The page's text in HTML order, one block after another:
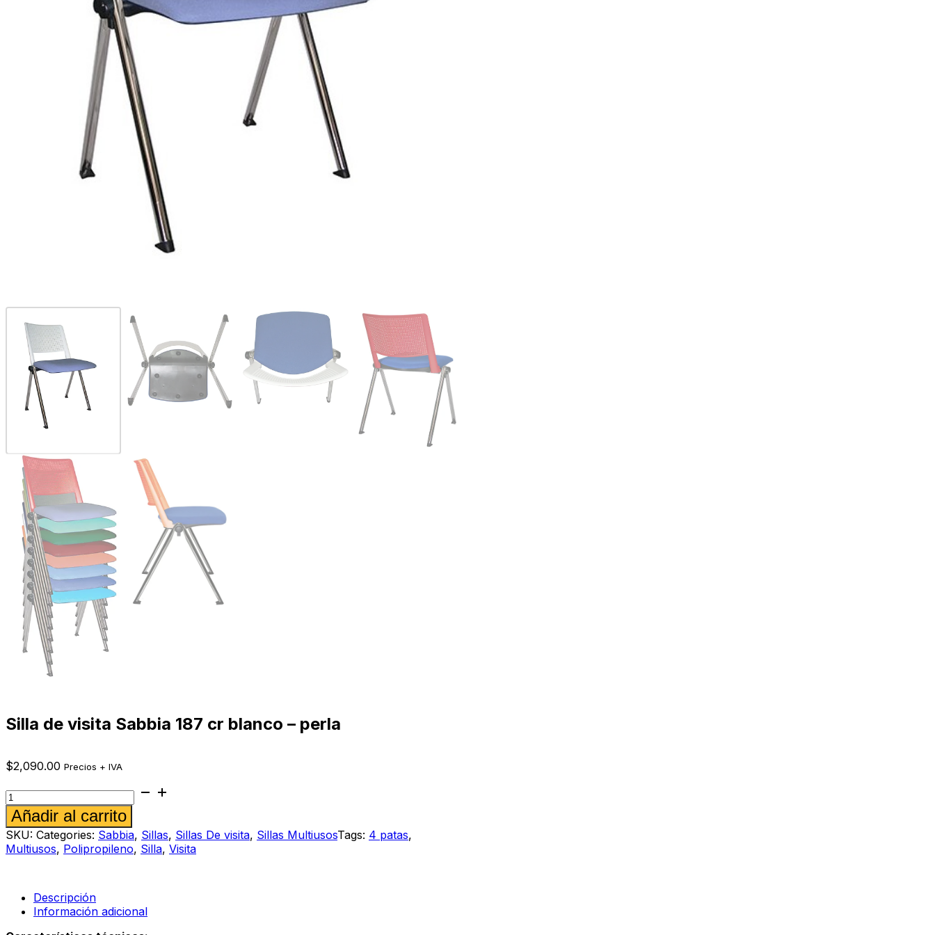
Silla de visita Sabbia 187 cr blanco – perla
$2,090.00 Precios + IVA
Silla
de
visita
Sabbia
187
cr
cantidad
Añadir al carrito
SKU: Categories: Sabbia, Sillas, Sillas De visita, Sillas MultiusosTags: 4 patas,
Multiusos, Polipropileno, Silla, Visita
Descripción
Información adicional